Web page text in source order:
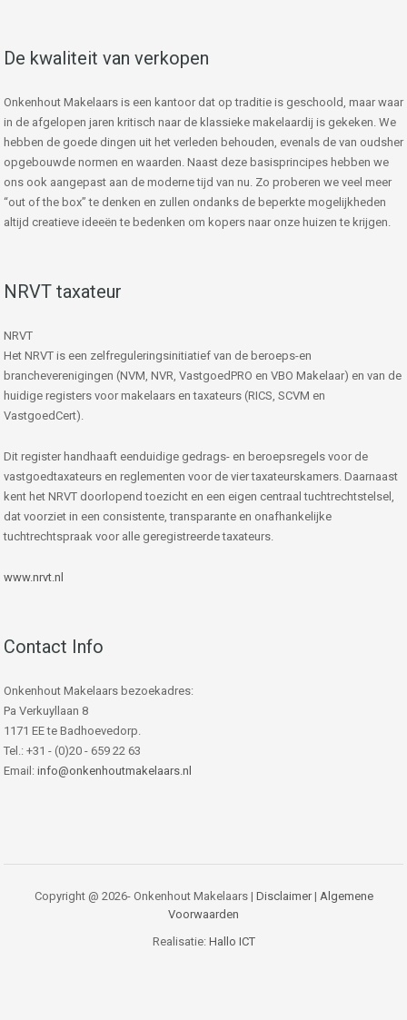
De kwaliteit van verkopen
Onkenhout Makelaars is een kantoor dat op traditie is geschoold, maar waar
in de afgelopen jaren kritisch naar de klassieke makelaardij is gekeken. We
hebben de goede dingen uit het verleden behouden, evenals de van oudsher
opgebouwde normen en waarden. Naast deze basisprincipes hebben we
ons ook aangepast aan de moderne tijd van nu. Zo proberen we veel meer
“out of the box” te denken en zullen ondanks de beperkte mogelijkheden
altijd creatieve ideeën te bedenken om kopers naar onze huizen te krijgen.
NRVT taxateur
NRVT
Het NRVT is een zelfreguleringsinitiatief van de beroeps-en
brancheverenigingen (NVM, NVR, VastgoedPRO en VBO Makelaar) en van de
huidige registers voor makelaars en taxateurs (RICS, SCVM en
VastgoedCert).
Dit register handhaaft eenduidige gedrags- en beroepsregels voor de
vastgoedtaxateurs en reglementen voor de vier taxateurskamers. Daarnaast
kent het NRVT doorlopend toezicht en een eigen centraal tuchtrechtstelsel,
dat voorziet in een consistente, transparante en onafhankelijke
tuchtrechtspraak voor alle geregistreerde taxateurs.
www.nrvt.nl
Contact Info
Onkenhout Makelaars bezoekadres:
Pa Verkuyllaan 8
1171 EE te Badhoevedorp.
Tel.: +31 - (0)20 - 659 22 63
Email: info@onkenhoutmakelaars.nl
Copyright @ 2026- Onkenhout Makelaars | Disclaimer| Algemene
Voorwaarden
Realisatie: Hallo ICT